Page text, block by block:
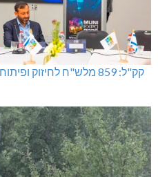
קק"ל: 859 מלש"ח לחיזוק ופיתוח הצפון